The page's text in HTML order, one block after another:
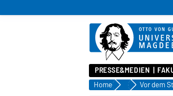
PRESSE&MEDIEN
Home StudiumVor dem